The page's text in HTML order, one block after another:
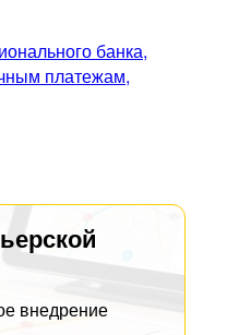
банка,
платежам,
внедрение